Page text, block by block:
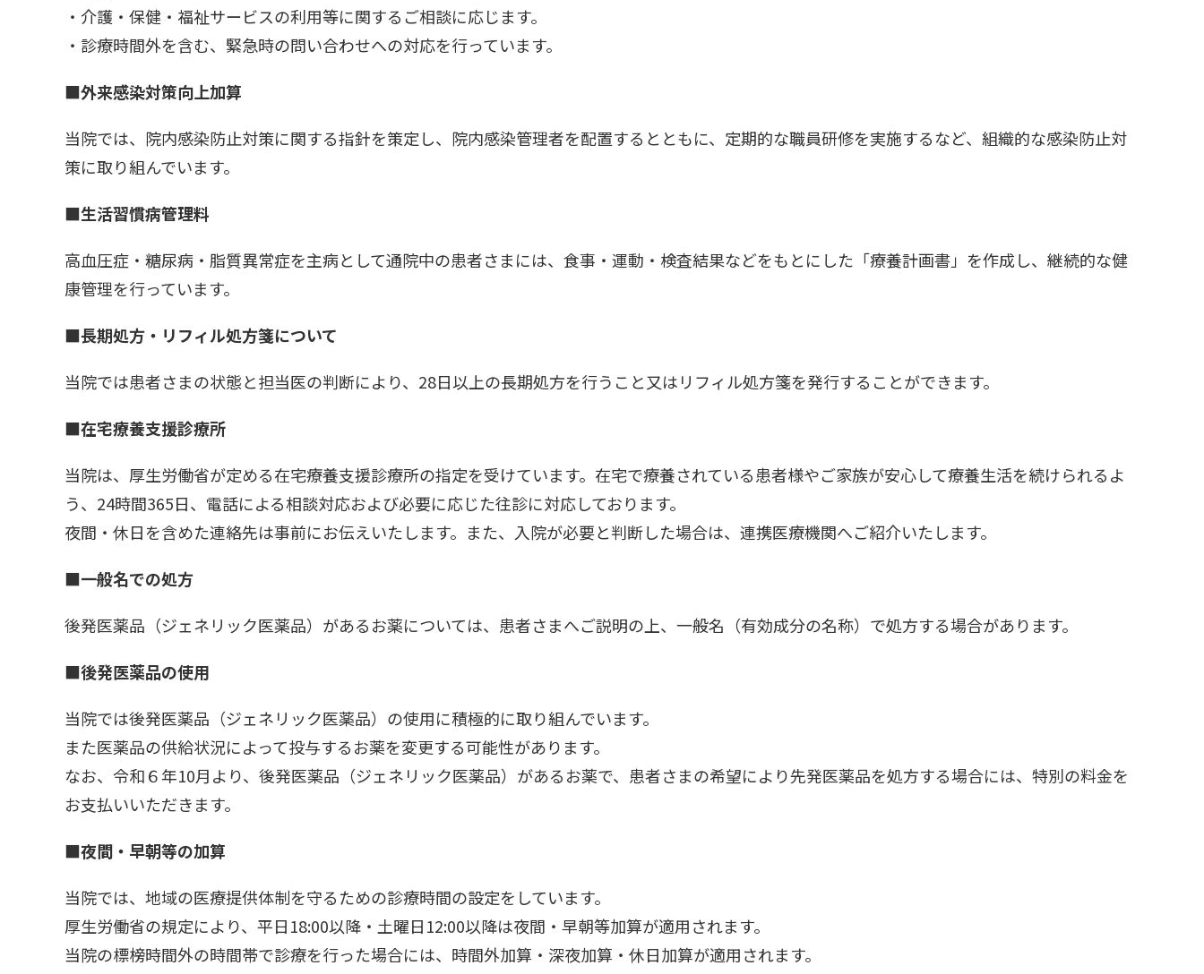
・介護・保健・福祉サービスの利用等に関するご相談に応じます。
・診療時間外を含む、緊急時の問い合わせへの対応を行っています。
■外来感染対策向上加算
当院では、院内感染防止対策に関する指針を策定し、院内感染管理者を配置するとともに、定期的な職員研修を実施するなど、組織的な感染防止対
策に取り組んでいます。
■生活習慣病管理料
高血圧症・糖尿病・脂質異常症を主病として通院中の患者さまには、食事・運動・検査結果などをもとにした「療養計画書」を作成し、継続的な健
康管理を行っています。
■長期処方・リフィル処方箋について
当院では患者さまの状態と担当医の判断により、28日以上の長期処方を行うこと又はリフィル処方箋を発行することができます。
■在宅療養支援診療所
当院は、厚生労働省が定める在宅療養支援診療所の指定を受けています。在宅で療養されている患者様やご家族が安心して療養生活を続けられるよ
う、24時間365日、電話による相談対応および必要に応じた往診に対応しております。
夜間・休日を含めた連絡先は事前にお伝えいたします。また、入院が必要と判断した場合は、連携医療機関へご紹介いたします。
■一般名での処方
後発医薬品（ジェネリック医薬品）があるお薬については、患者さまへご説明の上、一般名（有効成分の名称）で処方する場合があります。
■後発医薬品の使用
当院では後発医薬品（ジェネリック医薬品）の使用に積極的に取り組んでいます。
また医薬品の供給状況によって投与するお薬を変更する可能性があります。
なお、令和６年10月より、後発医薬品（ジェネリック医薬品）があるお薬で、患者さまの希望により先発医薬品を処方する場合には、特別の料金を
お支払いいただきます。
■夜間・早朝等の加算
当院では、地域の医療提供体制を守るための診療時間の設定をしています。
厚生労働省の規定により、平日18:00以降・土曜日12:00以降は夜間・早朝等加算が適用されます。
当院の標榜時間外の時間帯で診療を行った場合には、時間外加算・深夜加算・休日加算が適用されます。